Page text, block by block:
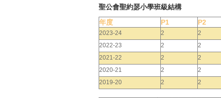
聖公會聖約瑟小學班級結構
年度
P1 P2
2023-24 2
2
2022-23
2
2
2021-22
2
2
2020-21
2
2
2019-20
2 2